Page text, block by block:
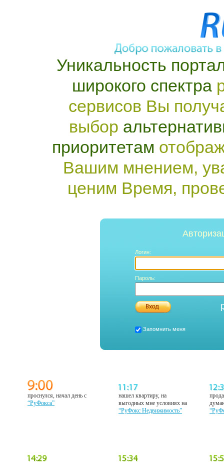
Уникальность
широкого спектра
сервисов Вы
выбор
приоритетам
Вашим мнением,
ценим Время,
Логин:
Пароль:
Запомнить меня
проснулся, начал день с
“РуФокса”
нашел квартиру, на
выгодных мне условиях на
“РуФокс Недвижимость”